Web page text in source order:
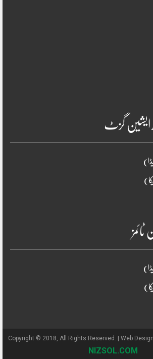
ایشین گزٹ
Copyright © 2018, All Rights Reserved. | Web
NIZSOL.COM